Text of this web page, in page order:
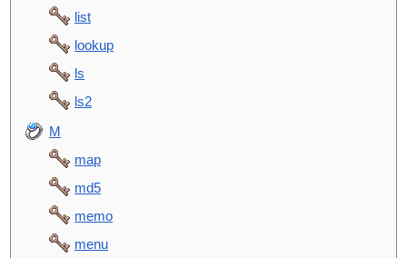
list
lookup
ls
ls2
M
map
md5
memo
menu